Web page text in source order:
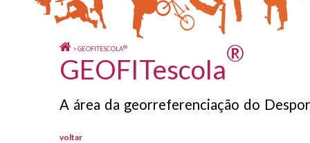
> GEOFITESCOLA®
GEOFITescola
®
A área da georreferenciação do
voltar